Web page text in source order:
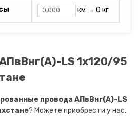
км → 0 кг
LS 1х120/95
провода АПвВнг(A)-LS
? Можете приобрести у нас,